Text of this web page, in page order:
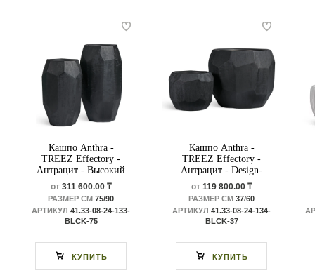
Кашпо Anthra -
TREEZ Effectory -
Антрацит - Высокий
Design-многогранник
от311 600.00 ₸
РАЗМЕР СМ 75/90
АРТИКУЛ 41.33-08-24-133-
BLCK-75
КУПИТЬ
Кашпо Anthra -
TREEZ Effectory -
Антрацит - Design-
многогранник
от119 800.00 ₸
РАЗМЕР СМ 37/60
АРТИКУЛ 41.33-08-24-134-
BLCK-37
КУПИТЬ